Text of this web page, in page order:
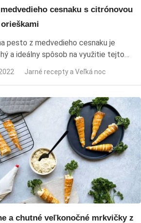
cesnaku s citrónovou
pesto z medvedieho cesnaku je
a ideálny spôsob na využitie tejto
medvedi cesnak, pesto, olivovy
sezamove semienka, sol, recept,
Jarné recepty a Veľká noc
a chutné veľkonočné mrkvičky z